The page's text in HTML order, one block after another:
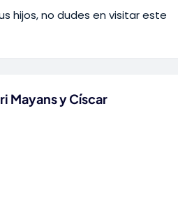
hijos, no dudes en visitar este
Mayans y Císcar